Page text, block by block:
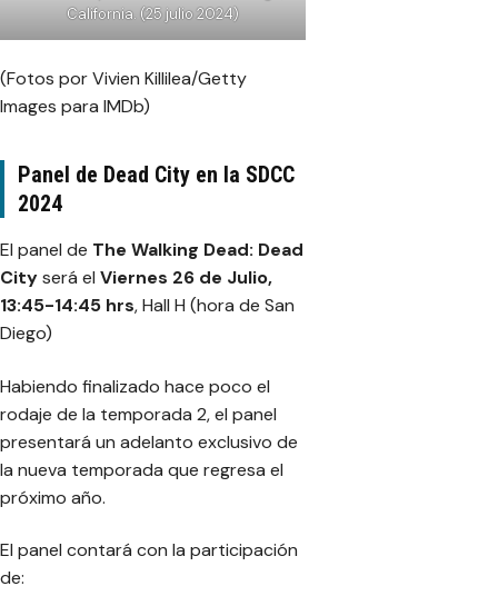
California. (25 julio 2024)
(Fotos por Vivien Killilea/Getty
Images para IMDb)
Panel de Dead City en la SDCC
2024
El panel de The Walking Dead: Dead
Cityserá el Viernes 26 de Julio,
13:45-14:45 hrs, Hall H (hora de San
Diego)
Habiendo finalizado hace poco el
rodaje de la temporada 2, el panel
presentará un adelanto exclusivo de
la nueva temporada que regresa el
próximo año.
El panel contará con la participación
de: